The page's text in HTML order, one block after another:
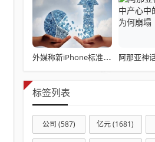
外媒称新iPhone标准版中国定价激进Air版为折叠机铺路
标签列表
公司 (587) 亿元(1681)